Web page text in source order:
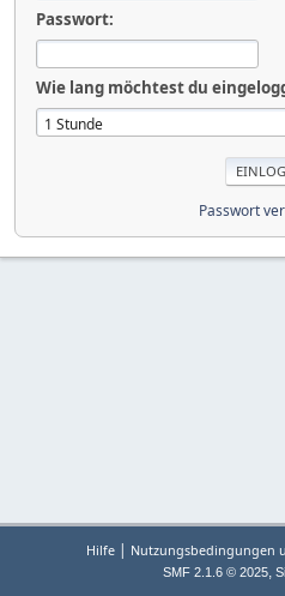
Passwort:
Wie lang möchtest du
Passwort
Hilfe | Nutzungsbedingungen
SMF 2.1.6 © 2025,